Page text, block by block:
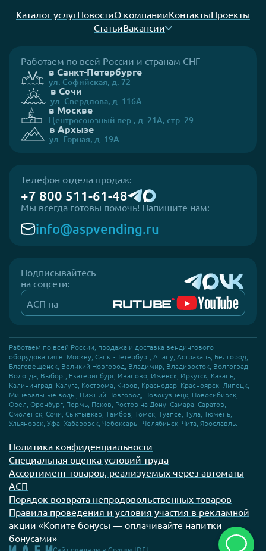
Каталог услугНовостиО компанииКонтактыПроекты
СтатьиВакансии
Работаем по всей России и странам СНГ
в Санкт-Петербурге
ул. Софийская, д. 72
в Сочи
ул. Свердлова, д. 116А
в Москве
Центросоюзный пер., д. 21А, стр. 29
в Архызе
ул. Горная, д. 19А
Телефон отдела продаж:
+7 800 511-61-48
Мы всегда готовы помочь! Напишите нам:
info@aspvending.ru
Подписывайтесь
на соцсети:
АСП на
Работаем по всей России, продажа и доставка вендингового
оборудования в: Москву, Санкт-Петербург, Анапу, Астрахань, Белгород,
Благовещенск, Великий Новгород, Владимир, Владивосток, Волгоград,
Вологда, Выборг, Екатеринбург, Иваново, Ижевск, Иркутск, Казань,
Калининград, Калуга, Кострома, Киров, Краснодар, Красноярск, Липецк,
Минеральные воды, Нижний Новгород, Новокузнецк, Новосибирск,
Орел, Оренбург, Пермь, Псков, Ростов-на-Дону, Самара, Саратов,
Смоленск, Сочи, Сыктывкар, Тамбов, Томск, Туапсе, Тула, Тюмень,
Ульяновск, Уфа, Хабаровск, Чебоксары, Челябинск, Чита, Ярославль.
Политика конфиденциальности
Специальная оценка условий труда
Ассортимент товаров, реализуемых через автоматы
АСП
Порядок возврата непродовольственных товаров
Правила проведения и условия участия в рекламной
акции «Копите бонусы — оплачивайте напитки
бонусами»